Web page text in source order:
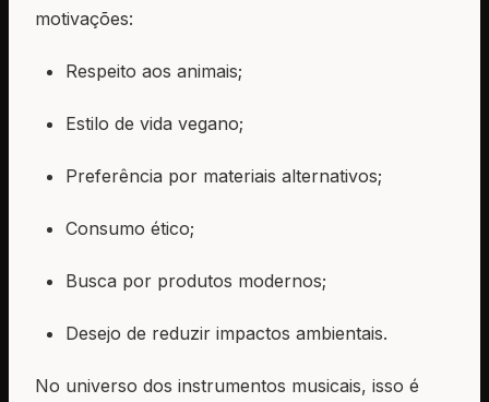
motivações:
Respeito aos animais;
Estilo de vida vegano;
Preferência por materiais alternativos;
Consumo ético;
Busca por produtos modernos;
Desejo de reduzir impactos ambientais.
No universo dos instrumentos musicais, isso é